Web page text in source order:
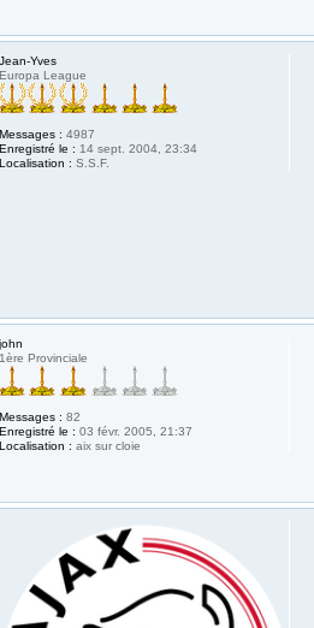
Jean-Yves
Europa League
Messages : 4987
Enregistré le : 14 sept. 2004, 23:34
Localisation : S.S.F.
john
1ère Provinciale
Messages : 82
Enregistré le : 03 févr. 2005, 21:37
Localisation : aix sur cloie